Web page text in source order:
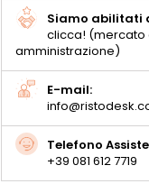
Siamo abilitati
clicca! (mercato
amministrazione)
E-mail:
Telefono
+39 081 612 7719